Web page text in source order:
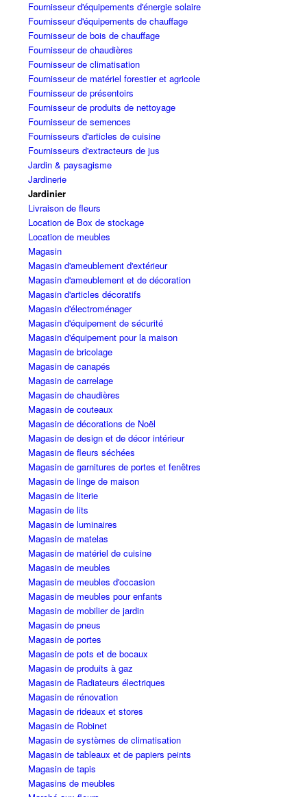
Fournisseur d'équipements d'énergie solaire
Fournisseur d'équipements de chauffage
Fournisseur de bois de chauffage
Fournisseur de chaudières
Fournisseur de climatisation
Fournisseur de matériel forestier et agricole
Fournisseur de présentoirs
Fournisseur de produits de nettoyage
Fournisseur de semences
Fournisseurs d'articles de cuisine
Fournisseurs d'extracteurs de jus
Jardin & paysagisme
Jardinerie
Jardinier
Livraison de fleurs
Location de Box de stockage
Location de meubles
Magasin
Magasin d'ameublement d'extérieur
Magasin d'ameublement et de décoration
Magasin d'articles décoratifs
Magasin d'électroménager
Magasin d'équipement de sécurité
Magasin d'équipement pour la maison
Magasin de bricolage
Magasin de canapés
Magasin de carrelage
Magasin de chaudières
Magasin de couteaux
Magasin de décorations de Noël
Magasin de design et de décor intérieur
Magasin de fleurs séchées
Magasin de garnitures de portes et fenêtres
Magasin de linge de maison
Magasin de literie
Magasin de lits
Magasin de luminaires
Magasin de matelas
Magasin de matériel de cuisine
Magasin de meubles
Magasin de meubles d'occasion
Magasin de meubles pour enfants
Magasin de mobilier de jardin
Magasin de pneus
Magasin de portes
Magasin de pots et de bocaux
Magasin de produits à gaz
Magasin de Radiateurs électriques
Magasin de rénovation
Magasin de rideaux et stores
Magasin de Robinet
Magasin de systèmes de climatisation
Magasin de tableaux et de papiers peints
Magasin de tapis
Magasins de meubles